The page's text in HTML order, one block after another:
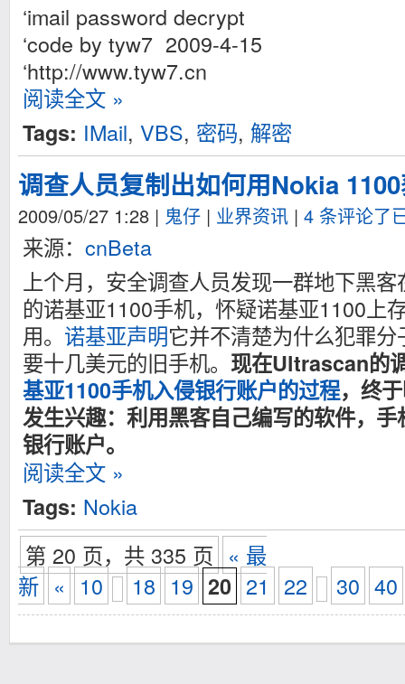
‘imail password decrypt
‘code by tyw7 2009-4-15
‘http://www.tyw7.cn
阅读全文 »
Tags: IMail, VBS, 密码, 解密
调查人员复制出如何用Nokia
2009/05/27 1:28 | 鬼仔 | 业界资讯 | 4 条评论了
来源： cnBeta
上个月，安全调查人员发现一群地下黑
的诺基亚1100手机，怀疑诺基亚1100上
用。 诺基亚声明它并不清楚为什么犯罪
要十几美元的旧手机。 现在Ultrascan的
基亚1100手机入侵银行账户的过程，终
发生兴趣：利用黑客自己编写的软件，
银行账户。
阅读全文 »
Tags: Nokia
第 20 页，共 335 页 « 最
新 « 10 18 19 20 21 22 30 40